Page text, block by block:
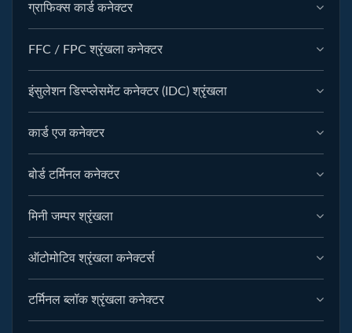
ग्राफिक्स कार्ड कनेक्टर
FFC / FPC श्रृंखला कनेक्टर
इंसुलेशन डिस्प्लेसमेंट कनेक्टर (IDC) श्रृंखला
कार्ड एज कनेक्टर
बोर्ड टर्मिनल कनेक्टर
मिनी जम्पर श्रृंखला
ऑटोमोटिव श्रृंखला कनेक्टर्स
टर्मिनल ब्लॉक श्रृंखला कनेक्टर